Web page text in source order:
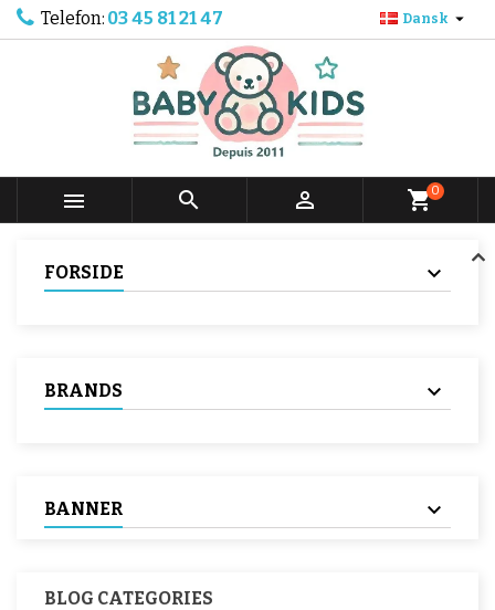
Telefon: 03 45 81 21 47 Dansk 
   shopping_cart0
FORSIDE
BRANDS
BANNER
BLOG CATEGORIES